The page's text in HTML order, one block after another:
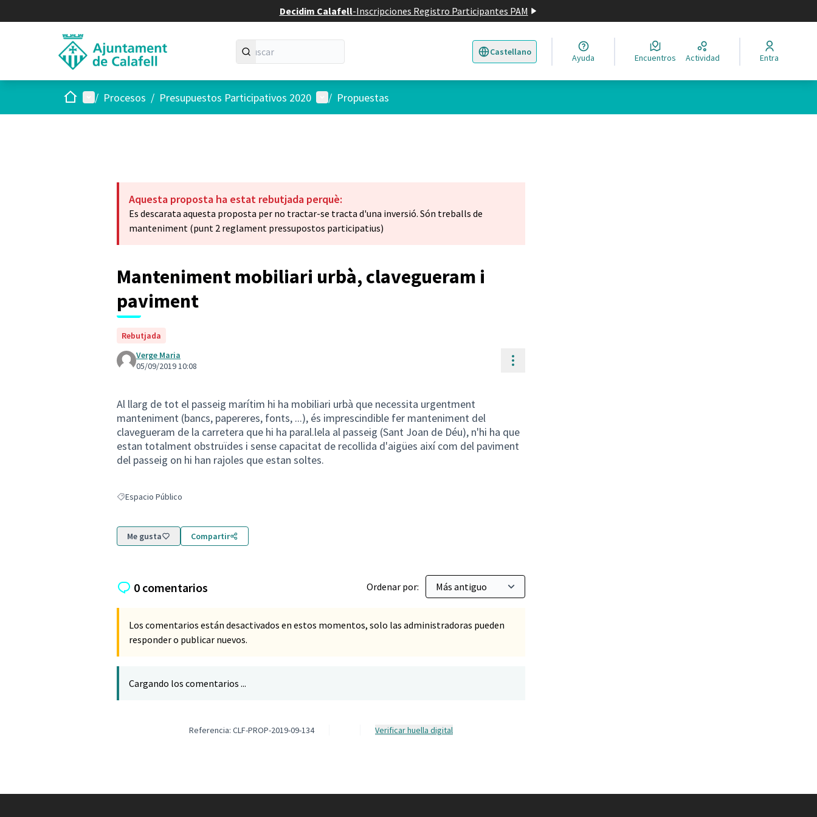
Decidim Calafell-Inscripciones Registro Participantes PAM
Castellano
Triar la llengua Elegir el idioma
Ayuda Encuentros Actividad Entra
InicioMenú principal
/ Procesos / Presupuestos Participativos 2020 Menú de usuario
/ Propuestas
Aquesta proposta ha estat rebutjada perquè:
Es descarata aquesta proposta per no tractar-se tracta d'una inversió. Són treballs de
manteniment (punt 2 reglament pressupostos participatius)
Manteniment mobiliari urbà, clavegueram i
paviment
Rebutjada
Verge Maria
05/09/2019 10:08
Controles de recursos
Al llarg de tot el passeig marítim hi ha mobiliari urbà que necessita urgentment
manteniment (bancs, papereres, fonts, ...), és imprescindible fer manteniment del
clavegueram de la carretera que hi ha paral.lela al passeig (Sant Joan de Déu), n'hi ha que
estan totalment obstruïdes i sense capacitat de recollida d'aigües així com del paviment
del passeig on hi han rajoles que estan soltes.
Resultados al filtrar por: Espacio Público
Espacio Público
Me gusta Compartir
0 comentarios Ordenar por:
Los comentarios están desactivados en estos momentos, solo las administradoras pueden
responder o publicar nuevos.
Cargando los comentarios ...
Referencia: CLF-PROP-2019-09-134 Verificar huella digital